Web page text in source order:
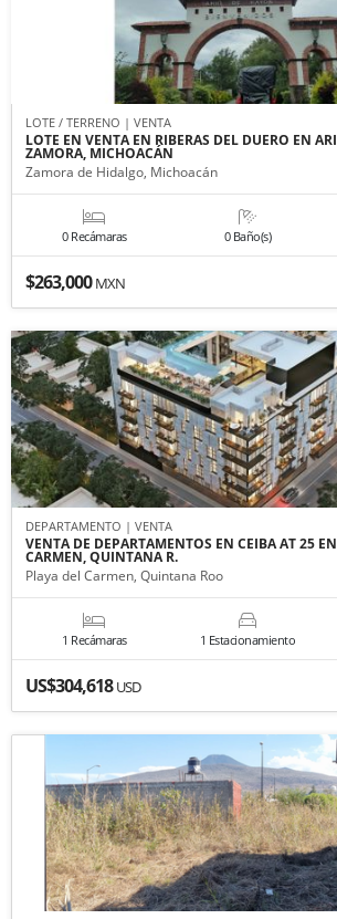
LOTE / TERRENO | VENTA
LOTE EN VENTA EN RIBERAS DEL DUERO EN
ZAMORA, MICHOACÁN
Zamora de Hidalgo, Michoacán
0 Recámaras 0 Baño(s)
$263,000MXN
DEPARTAMENTO | VENTA
VENTA DE DEPARTAMENTOS EN CEIBA AT 25
CARMEN, QUINTANA R.
Playa del Carmen, Quintana Roo
1 Recámaras 1 Estacionamiento
US$304,618USD